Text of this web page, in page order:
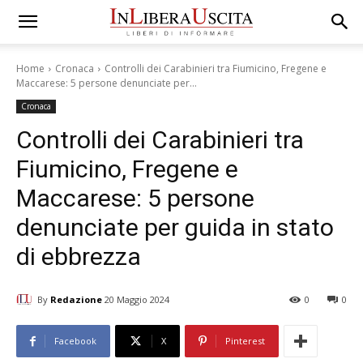
Home Cronaca
Controlli dei Carabinieri tra Fiumicino, Fregene e
Maccarese: 5 persone denunciate per...
Cronaca
Controlli dei Carabinieri tra
Fiumicino, Fregene e
Maccarese: 5 persone
denunciate per guida in stato
di ebbrezza
By Redazione 20 Maggio 2024 0
0
Facebook X Pinterest